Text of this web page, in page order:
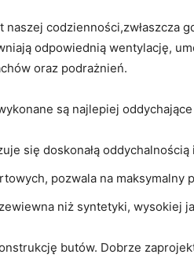
codzienności,zwłaszcza
odpowiednią wentylację,
oraz podrażnień.
‍są⁣ najlepiej
⁣się doskonałą
pozwala na maksymalny
niż syntetyki, wysokiej
butów. Dobrze⁤